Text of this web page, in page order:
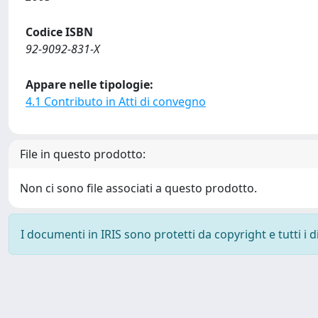
Codice ISBN
92-9092-831-X
Appare nelle tipologie:
4.1 Contributo in Atti di convegno
File in questo prodotto:
Non ci sono file associati a questo prodotto.
I documenti in IRIS sono protetti da copyright e tutti i